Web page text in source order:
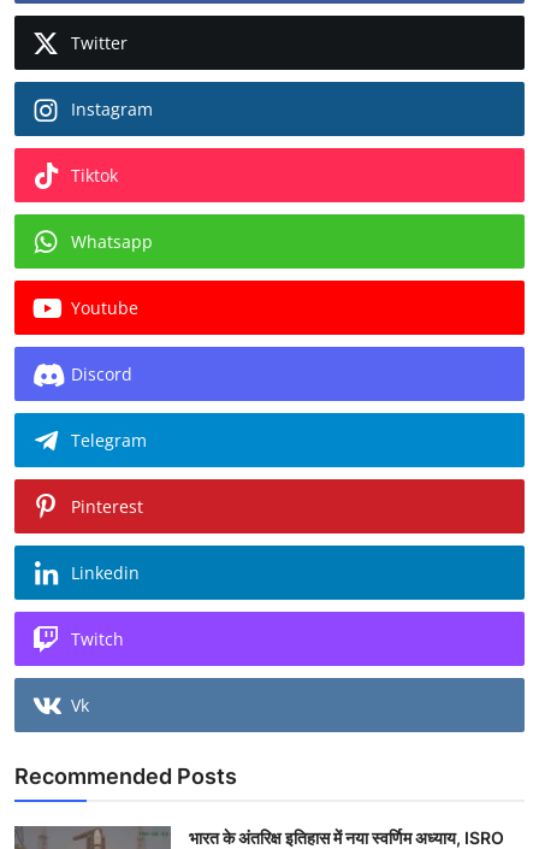
Twitter
Instagram
Tiktok
Whatsapp
Youtube
Discord
Telegram
Pinterest
Linkedin
Twitch
Vk
Recommended Posts
भारत के अंतरिक्ष इतिहास में नया स्वर्णिम अध्याय, ISRO